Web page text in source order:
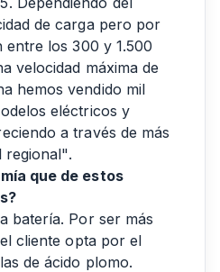
de carga pero por
los 300 y 1.500
velocidad máxima de
hemos vendido mil
eléctricos y
a través de más
regional".
que de estos
batería. Por ser más
cliente opta por el
de ácido plomo.